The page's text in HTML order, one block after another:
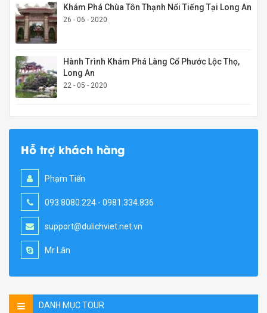
Khám Phá Chùa Tôn Thạnh Nổi Tiếng Tại Long An
26 - 06 - 2020
Hành Trình Khám Phá Làng Cổ Phước Lộc Thọ,
Long An
22 - 05 - 2020
Hỗ trợ khách hàng
Phạm Tiến
093.8080.224 - 0981.334.836
support@dulichviet.net.vn
Mr Lân
DANH MỤC TOUR